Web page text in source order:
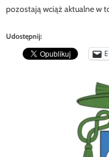
pozostają wciąż aktualne w
Udostępnij: